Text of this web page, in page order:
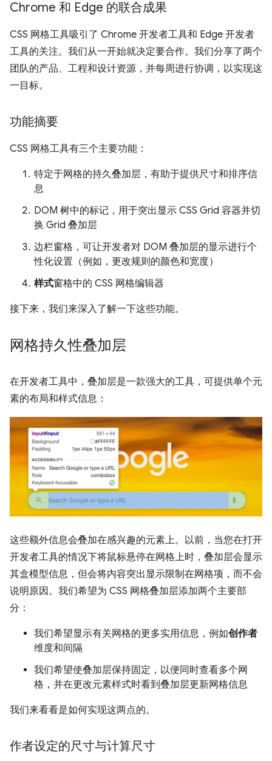
Chrome 和 Edge 的联合成果
CSS 网格工具吸引了 Chrome 开发者工具和 Edge 开发者
工具的关注。我们从一开始就决定要合作。我们分享了两个
团队的产品、工程和设计资源，并每周进行协调，以实现这
一目标。
功能摘要
CSS 网格工具有三个主要功能：
特定于网格的持久叠加层，有助于提供尺寸和排序信
息
DOM 树中的标记，用于突出显示 CSS Grid 容器并切
换 Grid 叠加层
边栏窗格，可让开发者对 DOM 叠加层的显示进行个
性化设置（例如，更改规则的颜色和宽度）
样式窗格中的 CSS 网格编辑器
接下来，我们来深入了解一下这些功能。
网格持久性叠加层
在开发者工具中，叠加层是一款强大的工具，可提供单个元
素的布局和样式信息：
这些额外信息会叠加在感兴趣的元素上。 以前，当您在打开
开发者工具的情况下将鼠标悬停在网格上时，叠加层会显示
其盒模型信息，但会将内容突出显示限制在网格项，而不会
说明原因。我们希望为 CSS 网格叠加层添加两个主要部
分：
我们希望显示有关网格的更多实用信息，例如创作者
维度和间隔
我们希望使叠加层保持固定，以便同时查看多个网
格，并在更改元素样式时看到叠加层更新网格信息
我们来看看是如何实现这两点的。
作者设定的尺寸与计算尺寸